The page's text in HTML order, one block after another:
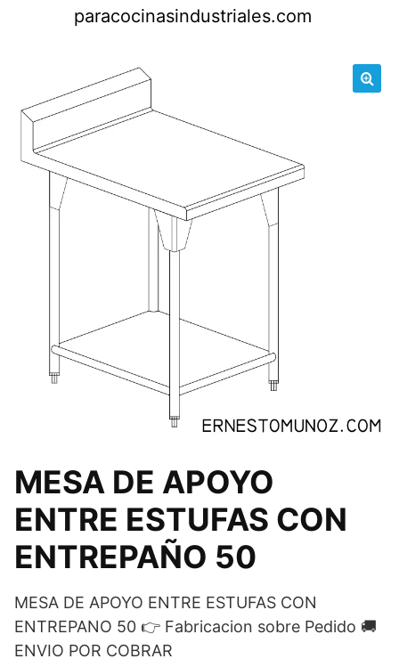
paracocinasindustriales.com
MESA DE APOYO
ENTRE ESTUFAS CON
ENTREPAÑO 50
MESA DE APOYO ENTRE ESTUFAS CON
ENTREPANO 50 👉 Fabricacion sobre Pedido 🚚
ENVIO POR COBRAR